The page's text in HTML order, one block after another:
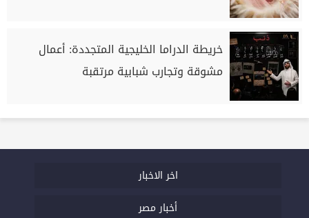
خريطة الدراما الخليجية المتجددة: أعمال
مشوقة وتجارب شبابية مرتقبة
اخر الاخبار
أخبار مصر